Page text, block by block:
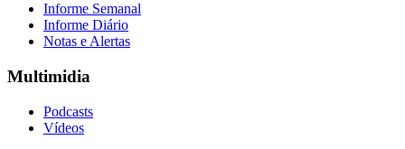
Informe Semanal
Informe Diário
Notas e Alertas
Multimidia
Podcasts
Vídeos